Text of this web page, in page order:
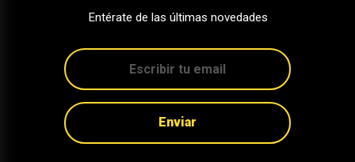
Entérate de las últimas novedades
Enviar